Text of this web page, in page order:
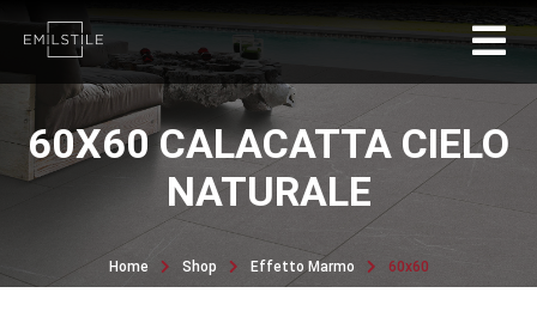
60X60 CALACATTA CIELO
NATURALE
Home Shop Effetto Marmo 60x60